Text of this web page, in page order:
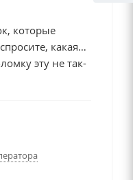
которые
какая
эту не так-